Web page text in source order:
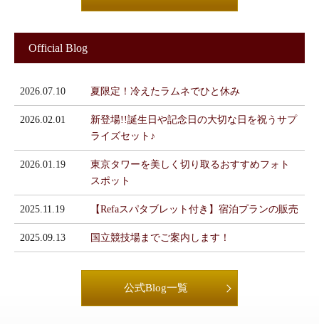
Official Blog
2026.07.10 夏限定！冷えたラムネでひと休み
2026.02.01
新登場!!誕生日や記念日の大切な日を祝うサプ
ライズセット♪
2026.01.19
東京タワーを美しく切り取るおすすめフォト
スポット
2025.11.19 【Refaスパタブレット付き】宿泊プランの販売
2025.09.13 国立競技場までご案内します！
公式Blog一覧